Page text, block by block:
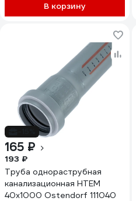
В корзину
165 ₽
193 ₽
Труба однораструбная
канализационная HTEM
40х1000 Ostendorf 111040